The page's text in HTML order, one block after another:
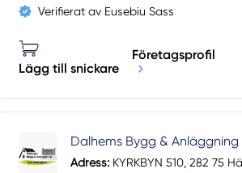
Verifierat av Eusebiu Sass
Lägg till snickare
Företagsprofil
Dalhems Bygg & Anläggning
Adress: KYRKBYN 510, 282 75